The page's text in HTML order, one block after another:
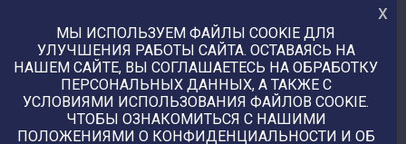
Политика
конфиденциальности
Услуга печати на фетре
и вопросы АП
+7 (977) 329-12-08
info@uvaleronchika.ru
х
МЫ ИСПОЛЬЗУЕМ ФАЙЛЫ COOKIE ДЛЯ
УЛУЧШЕНИЯ РАБОТЫ САЙТА. ОСТАВАЯСЬ НА
НАШЕМ САЙТЕ, ВЫ СОГЛАШАЕТЕСЬ НА ОБРАБОТКУ
ПЕРСОНАЛЬНЫХ ДАННЫХ, А ТАКЖЕ С
УСЛОВИЯМИ ИСПОЛЬЗОВАНИЯ ФАЙЛОВ COOKIE.
ЧТОБЫ ОЗНАКОМИТЬСЯ С НАШИМИ
ПОЛОЖЕНИЯМИ О КОНФИДЕНЦИАЛЬНОСТИ И ОБ